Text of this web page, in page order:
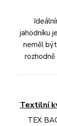
jahodníku
neměl
Textilní
TEX